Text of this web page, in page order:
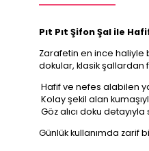
Pıt Pıt Şifon Şal ile
Zarafetin en ince haliyle
dokular, klasik şallardan
Hafif ve nefes alabilen
Kolay şekil alan
Göz alıcı doku
Günlük kullanımda zarif